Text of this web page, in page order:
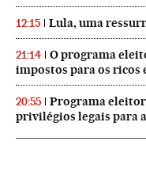
12:15 Lula, uma
21:14
O programa
impostos para os ricos
20:55
Programa
privilégios legais para